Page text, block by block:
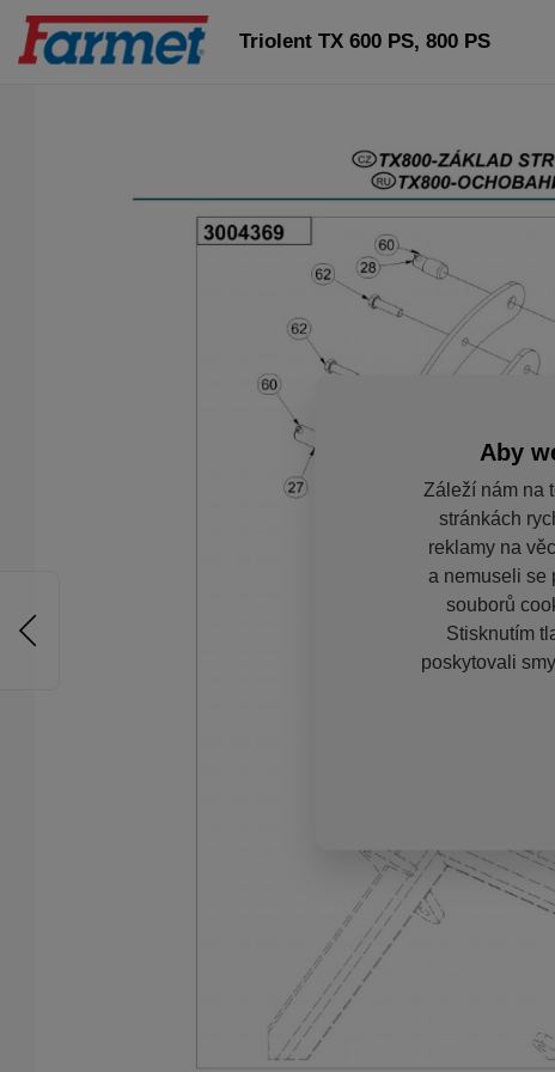
Triolent TX 600 PS, 800 PS
Aby
Záleží nám na
stránkách
reklamy na
a nemuseli se
souborů
Stisknutím
poskytovali